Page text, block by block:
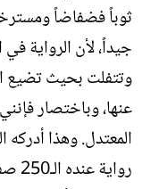
ثوباً فضفاضاً
جيداً، لأن الرواية
وتتفلت بحيث تضيع
عنها، وباختصار
المعتدل. وهذا